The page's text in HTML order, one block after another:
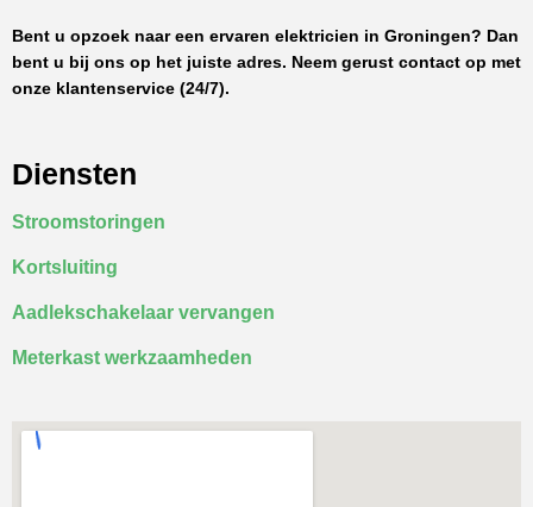
Bent u opzoek naar een ervaren elektricien in Groningen? Dan
bent u bij ons op het juiste adres. Neem gerust contact op met
onze klantenservice (24/7).
Diensten
Stroomstoringen
Kortsluiting
Aadlekschakelaar vervangen
Meterkast werkzaamheden